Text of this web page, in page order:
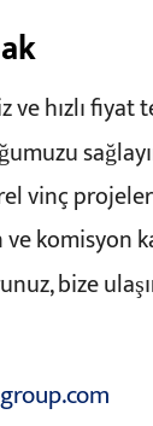
ve hızlı fiyat
vinç
komisyon
bize